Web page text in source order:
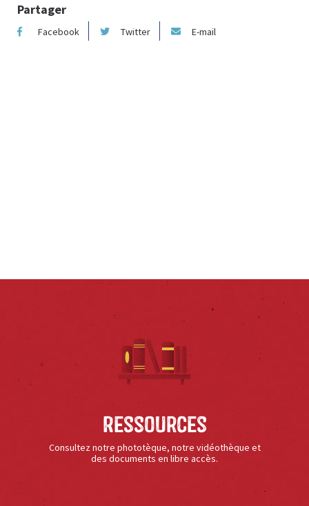
Partager
Facebook Twitter E-mail
Ressources
Consultez notre phototèque, notre vidéothèque et
des documents en libre accès.